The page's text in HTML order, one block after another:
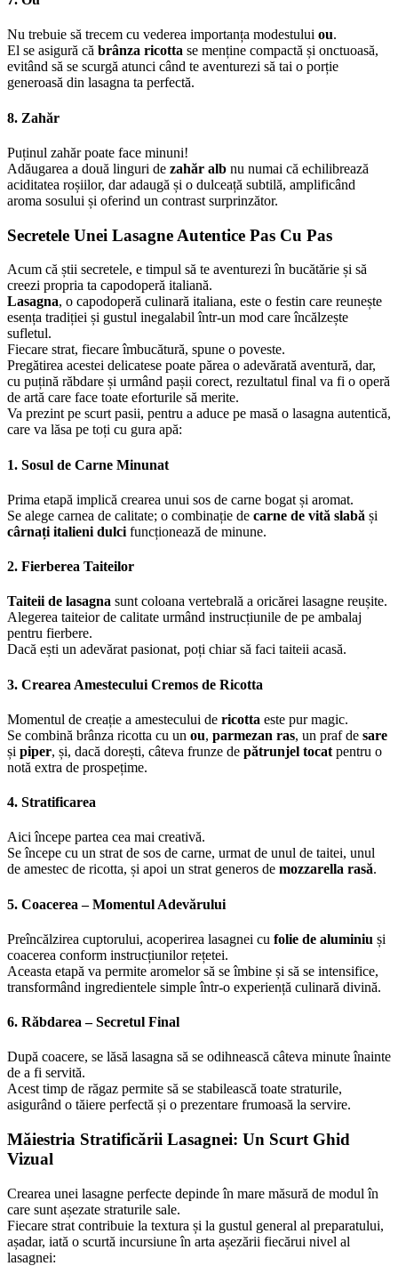
Nu trebuie să trecem cu vederea importanța modestului ou.
El se asigură că brânza ricotta se menține compactă și onctuoasă,
evitând să se scurgă atunci când te aventurezi să tai o porție
generoasă din lasagna ta perfectă.
8. Zahăr
Puținul zahăr poate face minuni!
Adăugarea a două linguri de zahăr alb nu numai că echilibrează
aciditatea roșiilor, dar adaugă și o dulceață subtilă, amplificând
aroma sosului și oferind un contrast surprinzător.
Secretele Unei Lasagne Autentice Pas Cu Pas
Acum că știi secretele, e timpul să te aventurezi în bucătărie și să
creezi propria ta capodoperă italiană.
Lasagna, o capodoperă culinară italiana, este o festin care reunește
esența tradiției și gustul inegalabil într-un mod care încălzește
sufletul.
Fiecare strat, fiecare îmbucătură, spune o poveste.
Pregătirea acestei delicatese poate părea o adevărată aventură, dar,
cu puțină răbdare și urmând pașii corect, rezultatul final va fi o operă
de artă care face toate eforturile să merite.
Va prezint pe scurt pasii, pentru a aduce pe masă o lasagna autentică,
care va lăsa pe toți cu gura apă:
1. Sosul de Carne Minunat
Prima etapă implică crearea unui sos de carne bogat și aromat.
Se alege carnea de calitate; o combinație de carne de vită slabă și
cârnați italieni dulci funcționează de minune.
2. Fierberea Taiteilor
Taiteii de lasagna sunt coloana vertebrală a oricărei lasagne reușite.
Alegerea taiteior de calitate urmând instrucțiunile de pe ambalaj
pentru fierbere.
Dacă ești un adevărat pasionat, poți chiar să faci taiteii acasă.
3. Crearea Amestecului Cremos de Ricotta
Momentul de creație a amestecului de ricotta este pur magic.
Se combină brânza ricotta cu un ou, parmezan ras, un praf de sare
și piper, și, dacă dorești, câteva frunze de pătrunjel tocat pentru o
notă extra de prospețime.
4. Stratificarea
Aici începe partea cea mai creativă.
Se începe cu un strat de sos de carne, urmat de unul de taitei, unul
de amestec de ricotta, și apoi un strat generos de mozzarella rasă.
5. Coacerea – Momentul Adevărului
Preîncălzirea cuptorului, acoperirea lasagnei cu folie de aluminiu și
coacerea conform instrucțiunilor rețetei.
Aceasta etapă va permite aromelor să se îmbine și să se intensifice,
transformând ingredientele simple într-o experiență culinară divină.
6. Răbdarea – Secretul Final
După coacere, se lăsă lasagna să se odihnească câteva minute înainte
de a fi servită.
Acest timp de răgaz permite să se stabilească toate straturile,
asigurând o tăiere perfectă și o prezentare frumoasă la servire.
Măiestria Stratificării Lasagnei: Un Scurt Ghid
Vizual
Crearea unei lasagne perfecte depinde în mare măsură de modul în
care sunt așezate straturile sale.
Fiecare strat contribuie la textura și la gustul general al preparatului,
așadar, iată o scurtă incursiune în arta așezării fiecărui nivel al
lasagnei: